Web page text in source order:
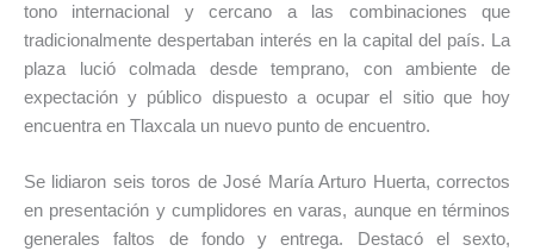
tono internacional y cercano a las combinaciones que
tradicionalmente despertaban interés en la capital del país. La
plaza lució colmada desde temprano, con ambiente de
expectación y público dispuesto a ocupar el sitio que hoy
encuentra en Tlaxcala un nuevo punto de encuentro.
Se lidiaron seis toros de José María Arturo Huerta, correctos
en presentación y cumplidores en varas, aunque en términos
generales faltos de fondo y entrega. Destacó el sexto,